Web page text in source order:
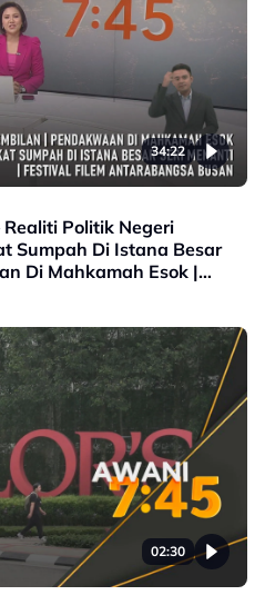
34:22
Politik Negeri
Sumpah Di Istana Besar
Di Mahkamah Esok |
Busan
02:30